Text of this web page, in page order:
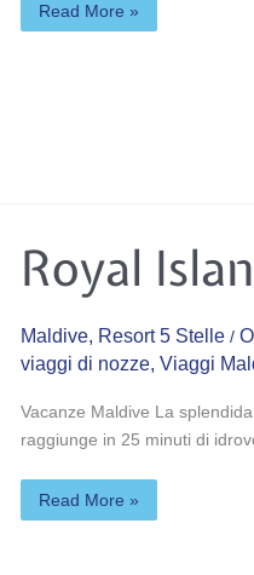
Read More »
Royal
Maldive, Resort 5 Stelle /
viaggi di nozze, Viaggi
Vacanze Maldive La
raggiunge in 25 minuti di
Royal
Island
Resort
Read More »